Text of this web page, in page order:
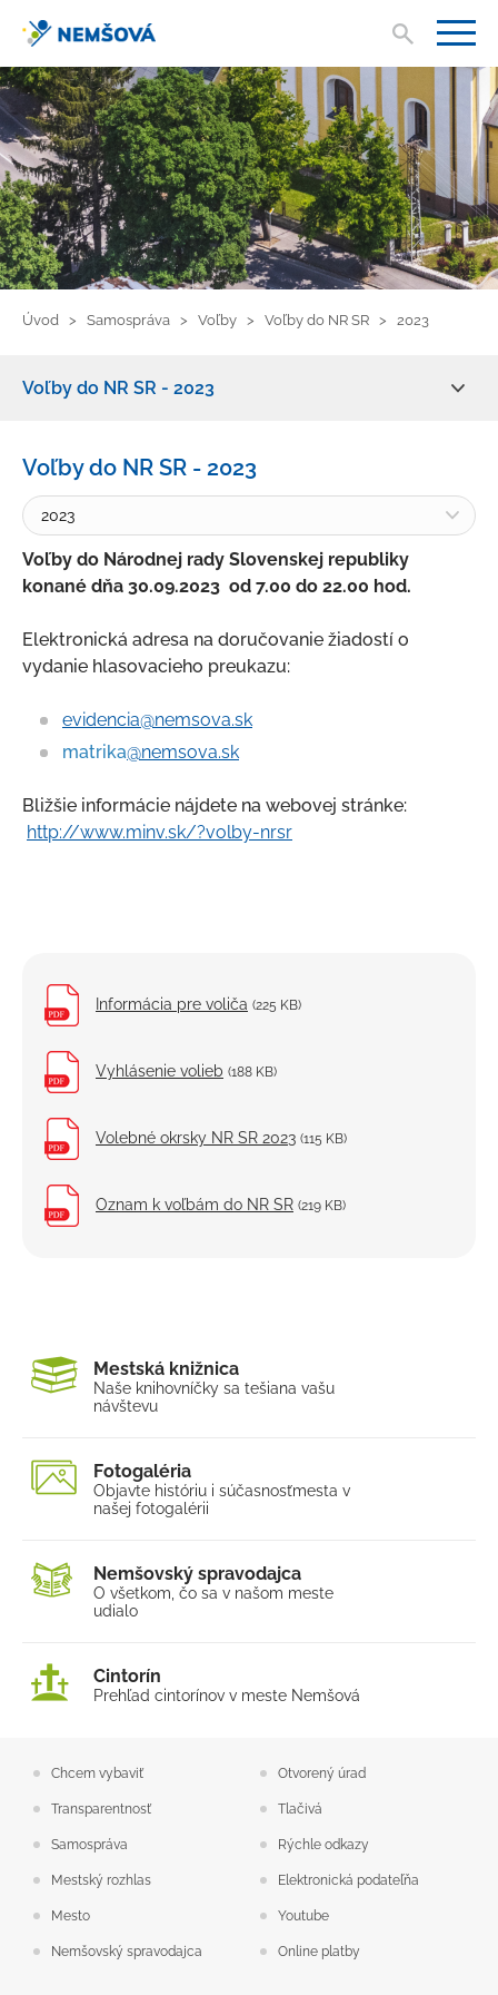
Úvod Samospráva Voľby Voľby do NR SR 2023
Voľby do NR SR - 2023
Mestské zastupiteľstvo
Komisie MsZ
Výbory mestských častí
Hlavný kontrolór
Mestský úrad
Všeobecne záväzné nariadenia
Voľby
Voľby do orgánov samosprávy obcí - SPOJENÉ
Voľby do orgánov samosprávnych krajov
Referendum
Referendum 2026
Voľby do NR SR - 2023
2023
Voľby do Národnej rady Slovenskej republiky
konané dňa 30.09.2023 od 7.00 do 22.00 hod.
Elektronická adresa na doručovanie žiadostí o
vydanie hlasovacieho preukazu:
evidencia@nemsova.sk
matrika@nemsova.sk
Bližšie informácie nájdete na webovej stránke:
http://www.minv.sk/?volby-nrsr
Informácia pre voliča (225 KB)
Vyhlásenie volieb (188 KB)
Volebné okrsky NR SR 2023 (115 KB)
Oznam k voľbám do NR SR (219 KB)
Mestská knižnica
Naše knihovníčky sa tešiana vašu
návštevu
Fotogaléria
Objavte históriu i súčasnosťmesta v
našej fotogalérii
Nemšovský spravodajca
O všetkom, čo sa v našom meste
udialo
Cintorín
Prehľad cintorínov v meste Nemšová
Chcem vybaviť Otvorený úrad
Transparentnosť Tlačivá
Samospráva Rýchle odkazy
Mestský rozhlas Elektronická podateľňa
Mesto Youtube
Nemšovský spravodajca Online platby